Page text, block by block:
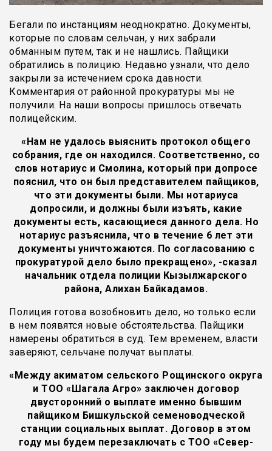
Бегали по инстанциям неоднократно. Документы,
которые по словам сельчан, у них забрали
обманным путем, так и не нашлись. Пайщики
обратились в полицию. Недавно узнали, что дело
закрыли за истечением срока давности.
Комментария от районной прокуратуры мы не
получили. На наши вопросы пришлось отвечать
полицейским.
«Нам не удалось выяснить протокол общего
собрания, где он находился. Соответственно, со
слов нотариус и Смолина, который при допросе
пояснил, что он был представителем пайщиков,
что эти документы были. Мы нотариуса
допросили, и должны были изъять, какие
документы есть, касающиеся данного дела. Но
нотариус разъяснила, что в течение 6 лет эти
документы уничтожаются. По согласованию с
прокуратурой дело было прекращено», -сказал
начальник отдела полиции Кызылжарского
района, Алихан Байкадамов.
Полиция готова возобновить дело, но только если
в нем появятся новые обстоятельства. Пайщики
намерены обратиться в суд. Тем временем, власти
заверяют, сельчане получат выплаты.
«Между акиматом сельского Рощинского округа
и ТОО «Шагала Агро» заключен договор
двусторонний о выплате именно бывшим
пайщиком Бишкульской семеноводческой
станции социальных выплат. Договор в этом
году мы будем перезаключать с ТОО «Север-